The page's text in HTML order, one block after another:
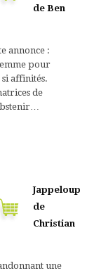
de Ben
annonce :
pour
affinités.
de
Jappeloup
de
Christian
une